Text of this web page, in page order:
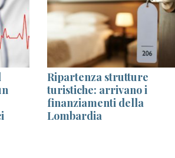
Ripartenza strutture
turistiche: arrivano i
finanziamenti della
Lombardia